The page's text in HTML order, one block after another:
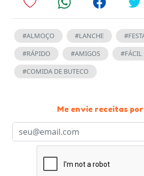
#ALMOÇO #LANCHE
#RÁPIDO
#AMIGOS #FÁCIL
#COMIDA DE BUTECO
Me envie receitas